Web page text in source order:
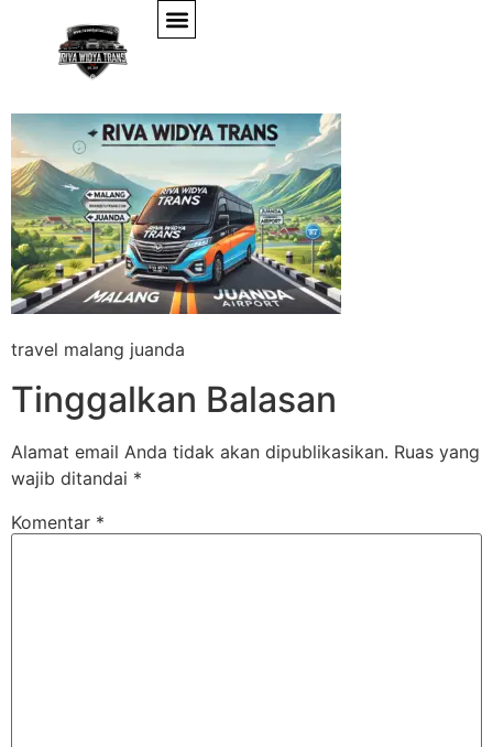
travel malang juanda
travel malang juanda
Tinggalkan Balasan
Alamat email Anda tidak akan dipublikasikan. Ruas yang
wajib ditandai *
Komentar *